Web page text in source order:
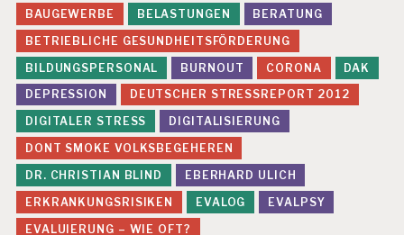
BAUGEWERBE
BELASTUNGEN
BERATUNG
BETRIEBLICHE GESUNDHEITSFÖRDERUNG
BILDUNGSPERSONAL
BURNOUT CORONA
DAK
DEPRESSION
DEUTSCHER STRESSREPORT 2012
DIGITALER STRESS
DIGITALISIERUNG
DONT SMOKE VOLKSBEGEHEREN
DR. CHRISTIAN BLIND
EBERHARD ULICH
ERKRANKUNGSRISIKEN
EVALOG
EVALPSY
EVALUIERUNG – WIE OFT?